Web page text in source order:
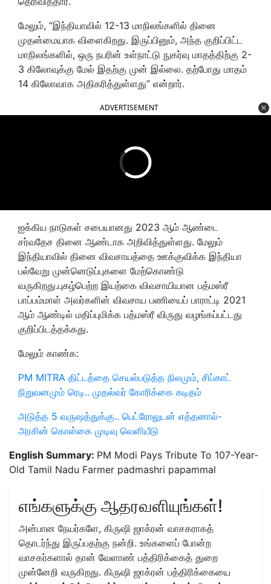
மேலும், “இந்தியாவில் 12-13 மாநிலங்களில் தினை
முதன்மையாக விளைகிறது. இருப்பினும், அந்த குறிப்பிட்ட
மாநிலங்களில், ஒரு நபரின் உள்நாட்டு நுகர்வு மாதத்திற்கு 2-
3 கிலோவுக்கு மேல் இதற்கு முன் இல்லை. தற்போது மாதம்
14 கிலோவாக அதிகரித்துள்ளது” என்றார்.
ADVERTISEMENT
ஐக்கிய நாடுகள் சபையானது 2023 ஆம் ஆண்டை
சர்வதேச தினை ஆண்டாக அறிவித்துள்ளது. மேலும்
இந்தியாவில் தினை விவசாயத்தை ஊக்குவிக்க இந்தியா
பல்வேறு முன்னெடுப்புகளை மேற்கொண்டு
வருகிறது.புகழ்பெற்ற இயற்கை விவசாயியான பத்மஸ்ரீ
பாப்பம்மாள் அவர்களின் விவசாய பணியைப் பாராட்டி 2021
ஆம் ஆண்டில் மதிப்புமிக்க பத்மஸ்ரீ விருது வழங்கப்பட்டது
குறிப்பிடத்தக்கது.
மேலும் காண்க:
PM MITRA திட்டத்தை செயல்படுத்த நிலமும், சிப்காட்
நிறுவனமும் ரெடி.. முதல்வர் கோரிக்கை கடிதம்
அடுத்த 5 வருஷத்துக்கு.. பெட்ரோலுடன் எத்தனால்-
அரசின் கொள்கை முடிவு வெளியீடு
English Summary: PM Modi Pays Tribute To 107-Year-
Old Tamil Nadu Farmer padmashri papammal
எங்களுக்கு ஆதரவளியுங்கள்!
அன்பான நேயர்களே, கிருஷி ஜாக்ரன் வாசகராகத்
தொடர்ந்து இருப்பதற்கு நன்றி. உங்களைப் போன்ற
வாசகர்களால் தான் வேளாண் பத்திரிக்கைத் துறை
முன்னேறி வருகிறது. கிருஷி ஜாக்ரன் பத்திரிக்கையை